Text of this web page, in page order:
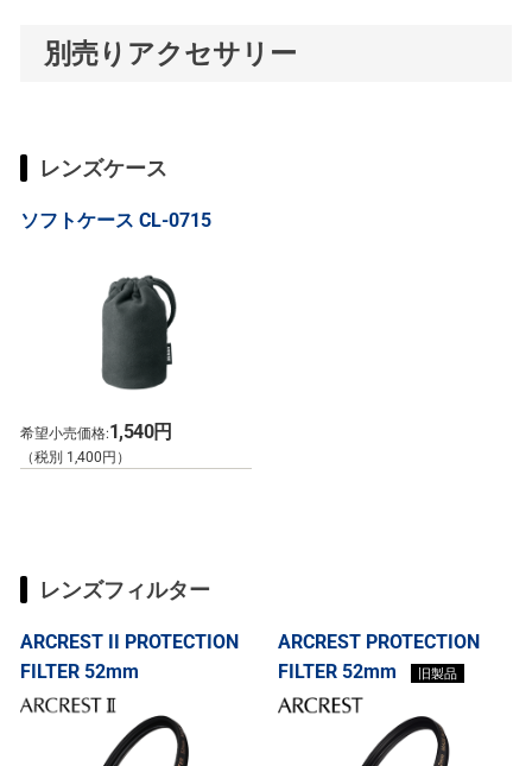
別売りアクセサリー
レンズケース
ソフトケース CL-0715
希望小売価格:1,540円
（税別 1,400円）
レンズフィルター
ARCREST II PROTECTION
FILTER 52mm
ARCREST PROTECTION
FILTER 52mm
旧製品